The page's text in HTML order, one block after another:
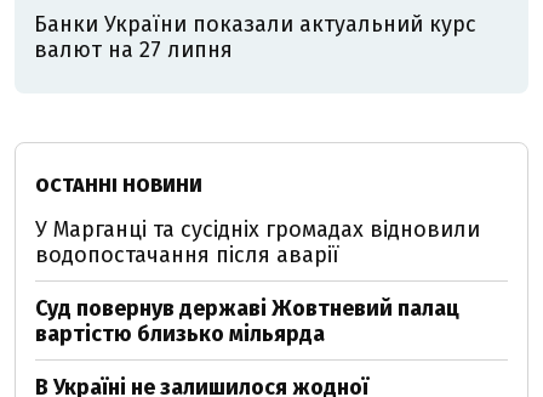
Банки України показали актуальний курс
валют на 27 липня
ОСТАННІ НОВИНИ
У Марганці та сусідніх громадах відновили
водопостачання після аварії
Суд повернув державі Жовтневий палац
вартістю близько мільярда
В Україні не залишилося жодної